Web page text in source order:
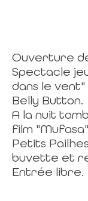
Ouverture
Spectacle
dans le
Belly Button.
A la nuit
film
Petits
buvette et
Entrée libre.